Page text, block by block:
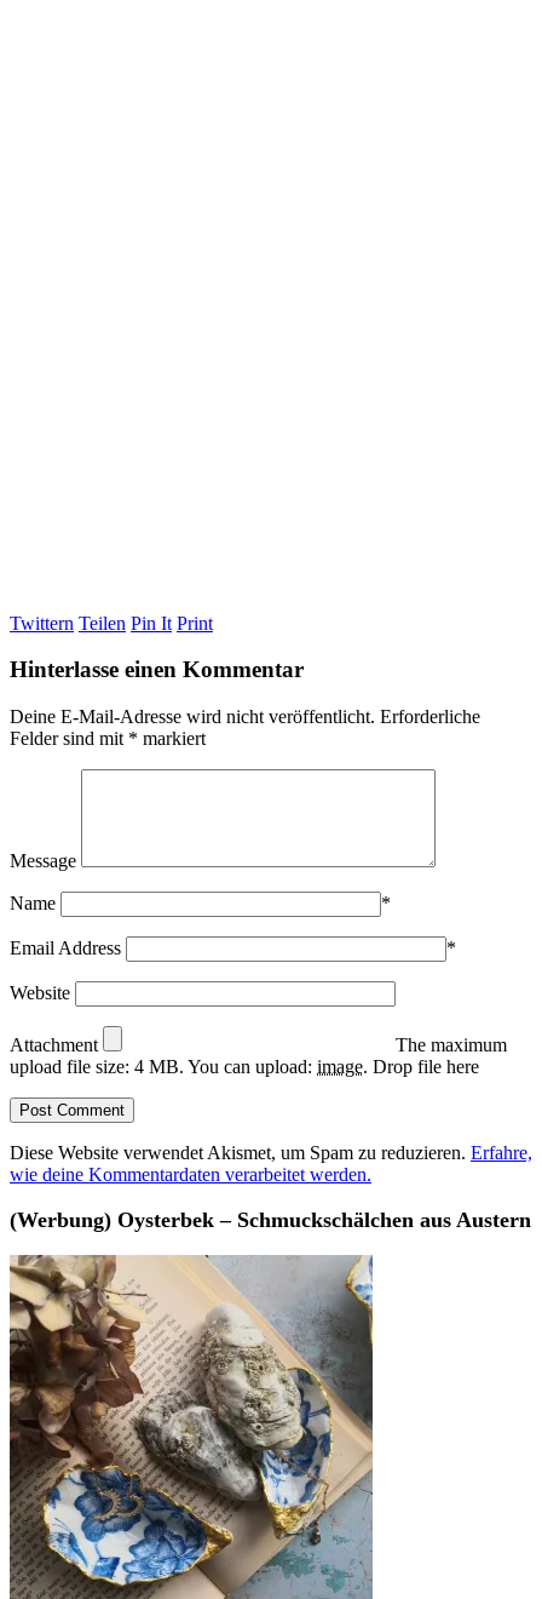
Twittern Teilen Pin It Print
Hinterlasse einen Kommentar
Deine E-Mail-Adresse wird nicht veröffentlicht. Erforderliche
Felder sind mit * markiert
Message
Name *
Email Address *
Website
Attachment
The maximum
upload file size: 4 MB. You can upload: image. Drop file here
Diese Website verwendet Akismet, um Spam zu reduzieren. Erfahre,
wie deine Kommentardaten verarbeitet werden.
(Werbung) Oysterbek – Schmuckschälchen aus Austern